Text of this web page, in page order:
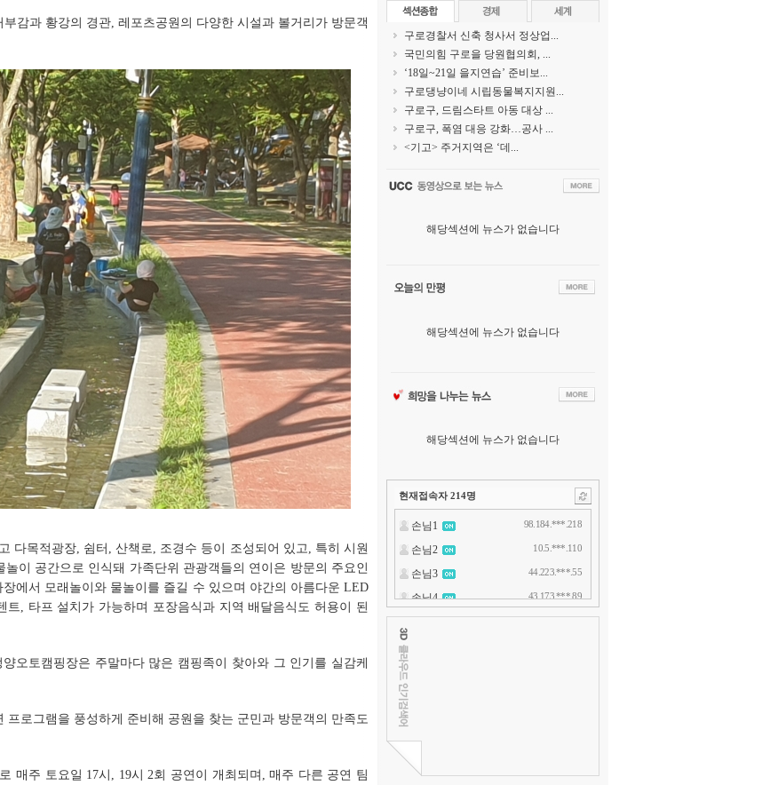
감과 황강의 경관, 레포츠공원의 다양한 시설과 볼거리가 방문객
다목적광장, 쉼터, 산책로, 조경수 등이 조성되어 있고, 특히 시원
이 공간으로 인식돼 가족단위 관광객들의 연이은 방문의 주요인
에서 모래놀이와 물놀이를 즐길 수 있으며 야간의 아름다운 LED
, 타프 설치가 가능하며 포장음식과 지역 배달음식도 허용이 된
오토캠핑장은 주말마다 많은 캠핑족이 찾아와 그 인기를 실감케
로그램을 풍성하게 준비해 공원을 찾는 군민과 방문객의 만족도
매주 토요일 17시, 19시 2회 공연이 개최되며, 매주 다른 공연 팀
구로경찰서 신축 청사서 정상업...
국민의힘 구로을 당원협의회, ...
‘18일~21일 을지연습’ 준비보...
구로댕냥이네 시립동물복지지원...
구로구, 드림스타트 아동 대상 ...
구로구, 폭염 대응 강화…공사 ...
<기고> 주거지역은 ‘데...
해당섹션에 뉴스가 없습니다
해당섹션에 뉴스가 없습니다
해당섹션에 뉴스가 없습니다
현재접속자 214명